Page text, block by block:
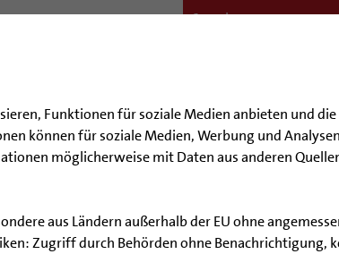
Funktionen für soziale Medien anbieten und die
können für soziale Medien, Werbung und
möglicherweise mit Daten aus anderen
aus Ländern außerhalb der EU ohne
Zugriff durch Behörden ohne Benachrichtigung,
BERATUNG & HILFE BILDUNG & KULTUR